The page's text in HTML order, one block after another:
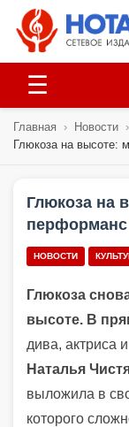
☰
Главная › Новости ›
Глюкоза на высоте:
Глюкоза на
перформанс
НОВОСТИ
Глюкоза
высоте. В
дива, актриса
Наталья
выложила в
которого